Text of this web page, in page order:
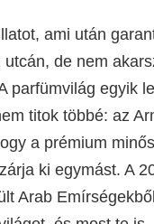
ami után
utcán, de nem
parfümvilág egyik
titok többé: az
a prémium
ki egymást. A
Arab